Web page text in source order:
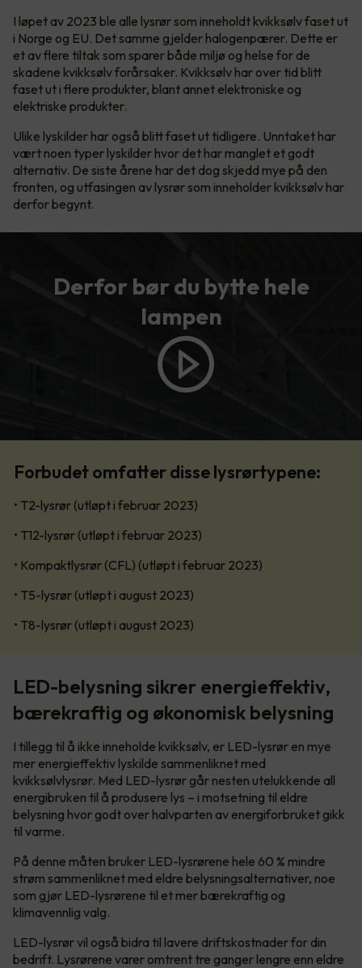
I løpet av 2023 ble alle lysrør som inneholdt kvikksølv faset ut
i Norge og EU. Det samme gjelder halogenpærer. Dette er
et av flere tiltak som sparer både miljø og helse for de
skadene kvikksølv forårsaker. Kvikksølv har over tid blitt
faset ut i flere produkter, blant annet elektroniske og
elektriske produkter.
Ulike lyskilder har også blitt faset ut tidligere. Unntaket har
vært noen typer lyskilder hvor det har manglet et godt
alternativ. De siste årene har det dog skjedd mye på den
fronten, og utfasingen av lysrør som inneholder kvikksølv har
derfor begynt.
Derfor bør du bytte hele
lampen
Forbudet omfatter disse lysrørtypene:
• T2-lysrør (utløpt i februar 2023)
• T12-lysrør (utløpt i februar 2023)
• Kompaktlysrør (CFL) (utløpt i februar 2023)
• T5-lysrør (utløpt i august 2023)
• T8-lysrør (utløpt i august 2023)
LED-belysning sikrer energieffektiv,
bærekraftig og økonomisk belysning
I tillegg til å ikke inneholde kvikksølv, er LED-lysrør en mye
mer energieffektiv lyskilde sammenliknet med
kvikksølvlysrør. Med LED-lysrør går nesten utelukkende all
energibruken til å produsere lys – i motsetning til eldre
belysning hvor godt over halvparten av energiforbruket gikk
til varme.
På denne måten bruker LED-lysrørene hele 60 % mindre
strøm sammenliknet med eldre belysningsalternativer, noe
som gjør LED-lysrørene til et mer bærekraftig og
klimavennlig valg.
LED-lysrør vil også bidra til lavere driftskostnader for din
bedrift. Lysrørene varer omtrent tre ganger lengre enn eldre